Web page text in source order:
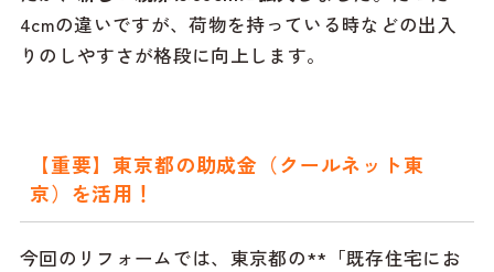
4cmの違いですが、荷物を持っている時などの出入
りのしやすさが格段に向上します。
【重要】東京都の助成金（クールネット東
京）を活用！
今回のリフォームでは、東京都の**「既存住宅にお